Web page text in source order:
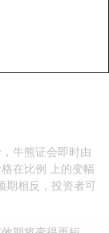
牛熊证会即时由
在比例 上的变幅
期相反，投资者可